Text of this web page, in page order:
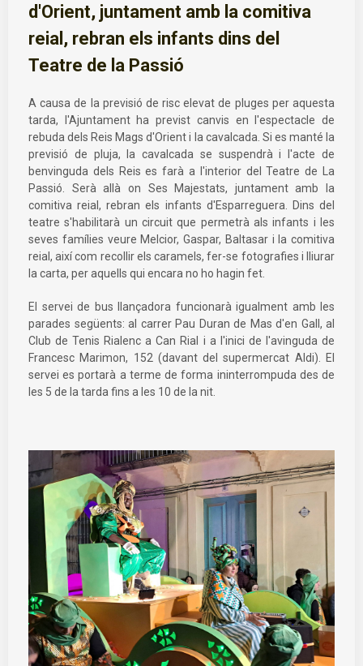
d'Orient, juntament amb la comitiva
reial, rebran els infants dins del
Teatre de la Passió
A causa de la previsió de risc elevat de pluges per aquesta
tarda, l'Ajuntament ha previst canvis en l'espectacle de
rebuda dels Reis Mags d'Orient i la cavalcada. Si es manté la
previsió de pluja, la cavalcada se suspendrà i l'acte de
benvinguda dels Reis es farà a l'interior del Teatre de La
Passió. Serà allà on Ses Majestats, juntament amb la
comitiva reial, rebran els infants d'Esparreguera. Dins del
teatre s'habilitarà un circuit que permetrà als infants i les
seves famílies veure Melcior, Gaspar, Baltasar i la comitiva
reial, així com recollir els caramels, fer-se fotografies i lliurar
la carta, per aquells qui encara no ho hagin fet.
El servei de bus llançadora funcionarà igualment amb les
parades següents: al carrer Pau Duran de Mas d'en Gall, al
Club de Tenis Rialenc a Can Rial i a l'inici de l'avinguda de
Francesc Marimon, 152 (davant del supermercat Aldi). El
servei es portarà a terme de forma ininterrompuda des de
les 5 de la tarda fins a les 10 de la nit.